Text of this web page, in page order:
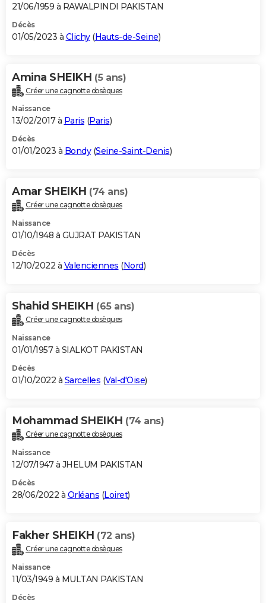
21/06/1959 à RAWALPINDI PAKISTAN
Décès
01/05/2023 à Clichy(Hauts-de-Seine)
Amina SHEIKH (5 ans)
Créer une cagnotte obsèques
Naissance
13/02/2017 à Paris (Paris)
Décès
01/01/2023 à Bondy(Seine-Saint-Denis)
Amar SHEIKH (74 ans)
Créer une cagnotte obsèques
Naissance
01/10/1948 à GUJRAT PAKISTAN
Décès
12/10/2022 à Valenciennes (Nord)
Shahid SHEIKH (65 ans)
Créer une cagnotte obsèques
Naissance
01/01/1957 à SIALKOT PAKISTAN
Décès
01/10/2022 à Sarcelles (Val-d'Oise)
Mohammad SHEIKH (74 ans)
Créer une cagnotte obsèques
Naissance
12/07/1947 à JHELUM PAKISTAN
Décès
28/06/2022 à Orléans (Loiret)
Fakher SHEIKH (72 ans)
Créer une cagnotte obsèques
Naissance
11/03/1949 à MULTAN PAKISTAN
Décès